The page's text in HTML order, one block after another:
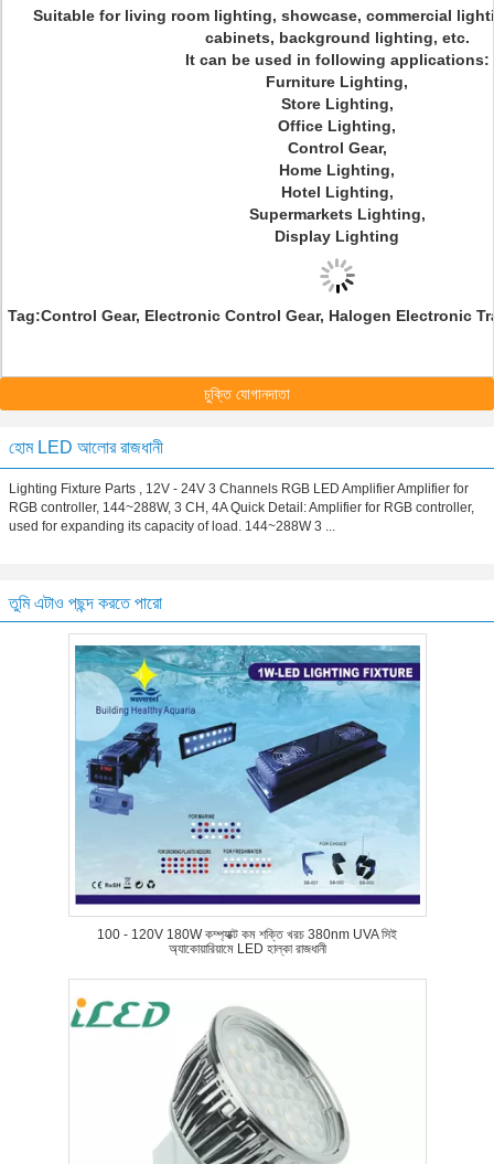
Suitable for living room lighting, showcase, commercial
cabinets, background lighting, etc.
It can be used in following applications:
Furniture Lighting,
Store Lighting,
Office Lighting,
Control Gear,
Home Lighting,
Hotel Lighting,
Supermarkets Lighting,
Display Lighting
Tag:Control Gear, Electronic Control Gear, Halogen Electronic
চুক্তি যোগানদাতা
হোম LED আলোর রাজধানী
Lighting Fixture Parts , 12V - 24V 3 Channels RGB LED Amplifier Amplifier for
RGB controller, 144~288W, 3 CH, 4A Quick Detail: Amplifier for RGB controller,
used for expanding its capacity of load. 144~288W 3 ...
তুমি এটাও পছন্দ করতে পারো
100 - 120V 180W কম্প্যাক্ট কম শক্তি খরচ 380nm UVA সিই
অ্যাকোয়ারিয়ামে LED হাল্কা রাজধানী